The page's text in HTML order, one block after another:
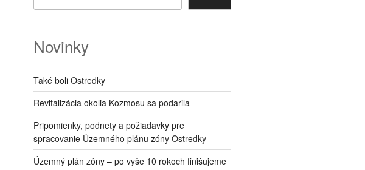
Novinky
Také boli Ostredky
Revitalizácia okolia Kozmosu sa podarila
Pripomienky, podnety a požiadavky pre
spracovanie Územného plánu zóny Ostredky
Územný plán zóny – po vyše 10 rokoch finišujeme